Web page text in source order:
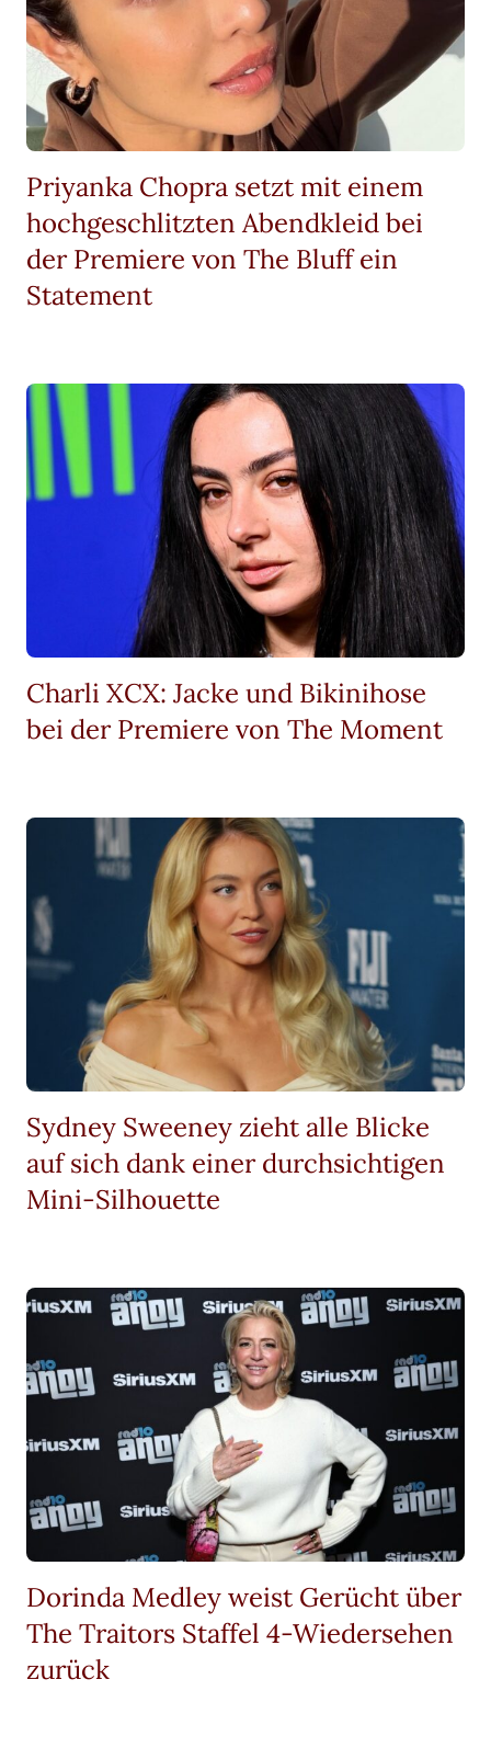
Priyanka Chopra setzt mit einem
hochgeschlitzten Abendkleid bei
der Premiere von The Bluff ein
Statement
Charli XCX: Jacke und Bikinihose
bei der Premiere von The Moment
Sydney Sweeney zieht alle Blicke
auf sich dank einer durchsichtigen
Mini-Silhouette
Dorinda Medley weist Gerücht über
The Traitors Staffel 4-Wiedersehen
zurück